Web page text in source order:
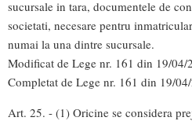
sucursale in tara, documentele de
societati, necesare pentru
numai la una dintre sucursale.
Modificat de Lege nr. 161 din 19/
Completat de Lege nr. 161 din 19/
Art. 25. - (1) Oricine se considera